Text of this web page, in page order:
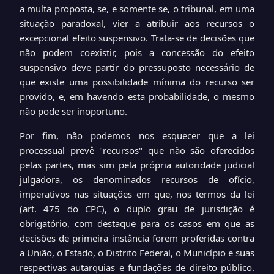
a multa proposta, se, e somente se, o tribunal, em uma
situação paradoxal, vier a atribuir aos recursos o
excepcional efeito suspensivo. Trata-se de decisões que
não podem coexistir, pois a concessão do efeito
suspensivo deve partir do pressuposto necessário de
que existe uma possibilidade mínima do recurso ser
provido, e, em havendo esta probabilidade, o mesmo
não pode ser inoportuno.
Por fim, não podemos nos esquecer que a lei
processual prevê "recursos" que não são oferecidos
pelas partes, mas sim pela própria autoridade judicial
julgadora, os denominados recursos de ofício,
imperativos nas situações em que, nos termos da lei
(art. 475 do CPC), o duplo grau de jurisdição é
obrigatório, com destaque para os casos em que as
decisões de primeira instância forem proferidas contra
a União, o Estado, o Distrito Federal, o Município e suas
respectivas autarquias e fundações de direito público.